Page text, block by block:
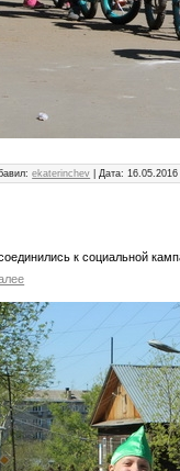
ekaterinchev | Дата: 16.05.2016
к социальной